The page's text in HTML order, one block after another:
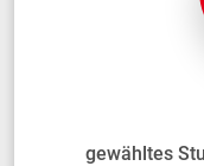
gewähltes